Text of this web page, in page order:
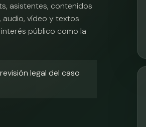
asistentes, contenidos
audio, vídeo y textos
público como la
legal del caso